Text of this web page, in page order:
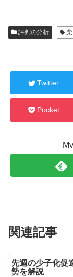
評判の分析
Twitter
Pocket
関連記事
先週の少子化促
勢を解説